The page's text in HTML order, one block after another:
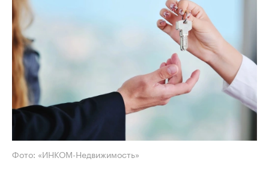
Фото: «ИНКОМ-Недвижимость»